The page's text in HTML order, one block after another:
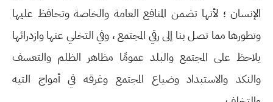
الإنسان ؛ لأنها تضمن المنافع العامة والخاصة وتحافظ عليها
وتطورها مما تصل بنا إلى رقي المجتمع ، وفي التخلي عنها وازدرائها
يلاحظ على المجتمع والبلد عمومًا مظاهر الظلم والتعسف
والنكد والاستبداد وضياع المجتمع وغرقه في أمواج التيه